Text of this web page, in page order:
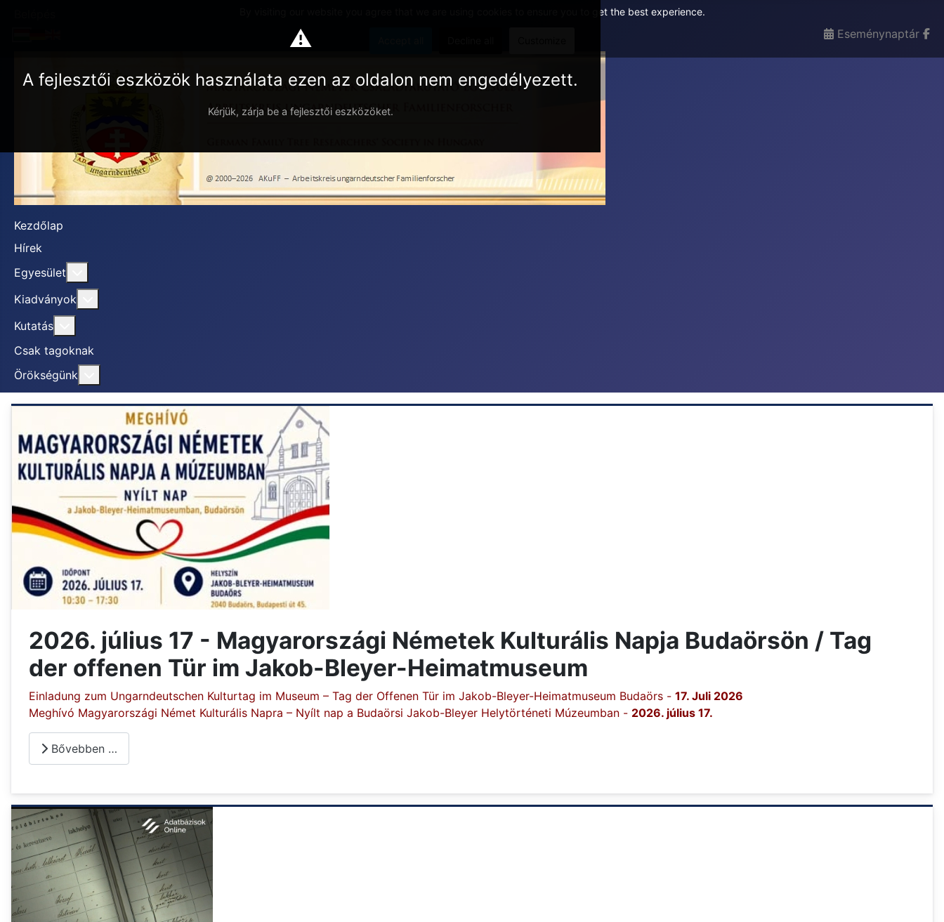
Eseménynaptár
Kezdőlap
Hírek
Egyesület
Kiadványok
Kutatás
Csak tagoknak
Örökségünk
2026. július 17 - Magyarországi Németek Kulturális Napja Budaörsön / Tag
der offenen Tür im Jakob-Bleyer-Heimatmuseum
Einladung zum Ungarndeutschen Kulturtag im Museum – Tag der Offenen Tür im Jakob-Bleyer-Heimatmuseum Budaörs - 17. Juli 2026
Meghívó Magyarországi Német Kulturális Napra – Nyílt nap a Budaörsi Jakob-Bleyer Helytörténeti Múzeumban - 2026. július 17.
Bővebben …
By visiting our website you agree that we are using cookies to ensure you to get the best experience.
⚠
A fejlesztői eszközök használata ezen az oldalon nem engedélyezett.
Kérjük, zárja be a fejlesztői eszközöket.